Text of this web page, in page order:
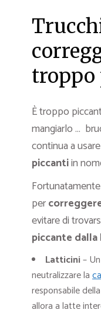
troppo
È troppo
mangiarlo …
continua a usare
piccantiin
per
evitare di
piccante dalla
Latticini–
neutralizzare la
responsabile
allora a latte